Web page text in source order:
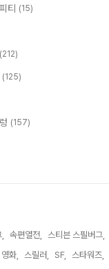
티 (15)
(212)
(125)
(157)
속편열전, 스티븐 스필버그,
영화, 스릴러, SF, 스타워즈,